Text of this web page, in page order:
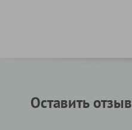
Оставить отзыв